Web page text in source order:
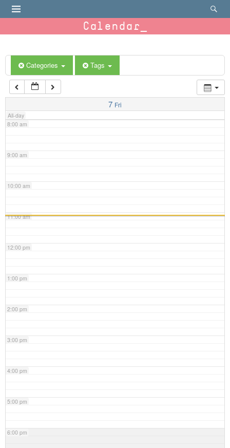
Calendar
Categories Tags
7 Fri
All-day
6:00 am
7:00 am
8:00 am
9:00 am
10:00 am
11:00 am
12:00 pm
1:00 pm
2:00 pm
3:00 pm
4:00 pm
5:00 pm
6:00 pm